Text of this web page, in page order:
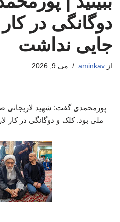
دوگانگی در کار
جایی نداشت
از aminkav می 9, 2026
پورمحمدی گفت: شهید لاریجانی
ملی بود. کلک و دوگانگی در کار